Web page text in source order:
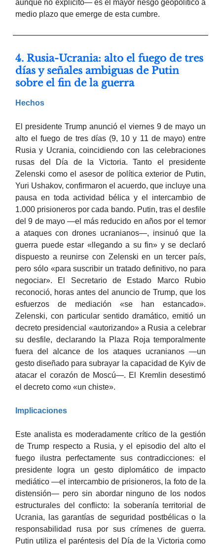
aunque no explícito— es el mayor riesgo geopolítico a
medio plazo que emerge de esta cumbre.
4. Rusia-Ucrania: alto el fuego de tres
días y señales ambiguas de Putin
sobre el fin de la guerra
Hechos
El presidente Trump anunció el viernes 9 de mayo un
alto el fuego de tres días (9, 10 y 11 de mayo) entre
Rusia y Ucrania, coincidiendo con las celebraciones
rusas del Día de la Victoria. Tanto el presidente
Zelenski como el asesor de política exterior de Putin,
Yuri Ushakov, confirmaron el acuerdo, que incluye una
pausa en toda actividad bélica y el intercambio de
1.000 prisioneros por cada bando. Putin, tras el desfile
del 9 de mayo —el más reducido en años por el temor
a ataques con drones ucranianos—, insinuó que la
guerra puede estar «llegando a su fin» y se declaró
dispuesto a reunirse con Zelenski en un tercer país,
pero sólo «para suscribir un tratado definitivo, no para
negociar». El Secretario de Estado Marco Rubio
reconoció, horas antes del anuncio de Trump, que los
esfuerzos de mediación «se han estancado».
Zelenski, con particular sentido dramático, emitió un
decreto presidencial «autorizando» a Rusia a celebrar
su desfile, declarando la Plaza Roja temporalmente
fuera del alcance de los ataques ucranianos —un
gesto diseñado para subrayar la capacidad de Kyiv de
atacar el corazón de Moscú—. El Kremlin desestimó
el decreto como «un chiste».
Implicaciones
Este analista es moderadamente crítico de la gestión
de Trump respecto a Rusia, y el episodio del alto el
fuego ilustra perfectamente sus contradicciones: el
presidente logra un gesto diplomático de impacto
mediático —el intercambio de prisioneros, la foto de la
distensión— pero sin abordar ninguno de los nodos
estructurales del conflicto: la soberanía territorial de
Ucrania, las garantías de seguridad postbélicas o la
responsabilidad rusa por sus crímenes de guerra.
Putin utiliza el paréntesis del Día de la Victoria como